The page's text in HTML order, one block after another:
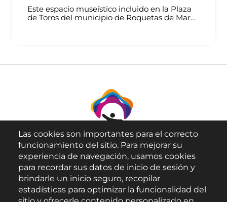
Este espacio museístico incluido en la Plaza
de Toros del municipio de Roquetas de Mar...
Aviso Legal
Las cookies son importantes para el correcto
funcionamiento del sitio. Para mejorar su
experiencia de navegación, usamos cookies
para recordar sus datos de inicio de sesión y
brindarle un inicio seguro, recopilar
estadísticas para optimizar la funcionalidad del